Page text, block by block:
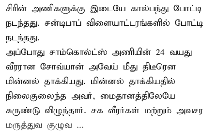
சிரின் அணிகளுக்கு இடையே கால்பந்து போட்டி
நடந்தது. சன்டிபாப் விளையாட்டரங்களில் போட்டி
நடந்தது.
அப்போது சாம்கொல்ட்ஸ் அணியின் 24 வயது
வீரரான சோவ்யான் அவேய் மீது திடீரென
மின்னல் தாக்கியது. மின்னல் தாக்கியதில்
நிலைகுலைந்த அவர், மைதானத்திலேயே
சுருண்டு விழுந்தார். சக வீரர்கள் மற்றும் அவசர
மருத்துவ குழுவ ...